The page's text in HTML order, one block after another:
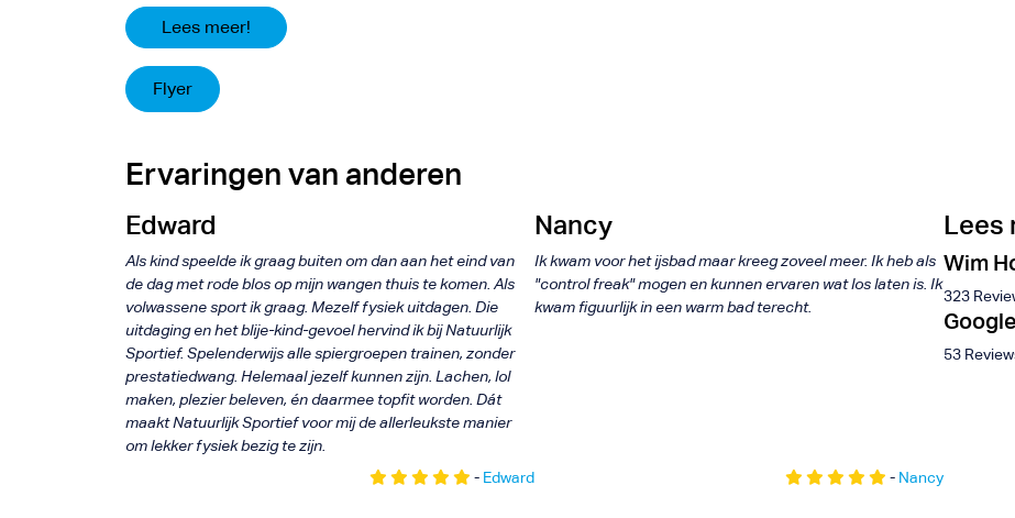
Lees meer!
Flyer
Ervaringen van anderen
Edward
Als kind speelde ik graag buiten om dan aan het eind van
de dag met rode blos op mijn wangen thuis te komen. Als
volwassene sport ik graag. Mezelf fysiek uitdagen. Die
uitdaging en het blije-kind-gevoel hervind ik bij Natuurlijk
Sportief. Spelenderwijs alle spiergroepen trainen, zonder
prestatiedwang. Helemaal jezelf kunnen zijn. Lachen, lol
maken, plezier beleven, én daarmee topfit worden. Dát
maakt Natuurlijk Sportief voor mij de allerleukste manier
om lekker fysiek bezig te zijn.
- Edward
Nancy
Ik kwam voor het ijsbad maar kreeg zoveel meer. Ik heb als
"control freak" mogen en kunnen ervaren wat los laten is. Ik
kwam figuurlijk in een warm bad terecht.
- Nancy
Lees
Wim
323
Google
53